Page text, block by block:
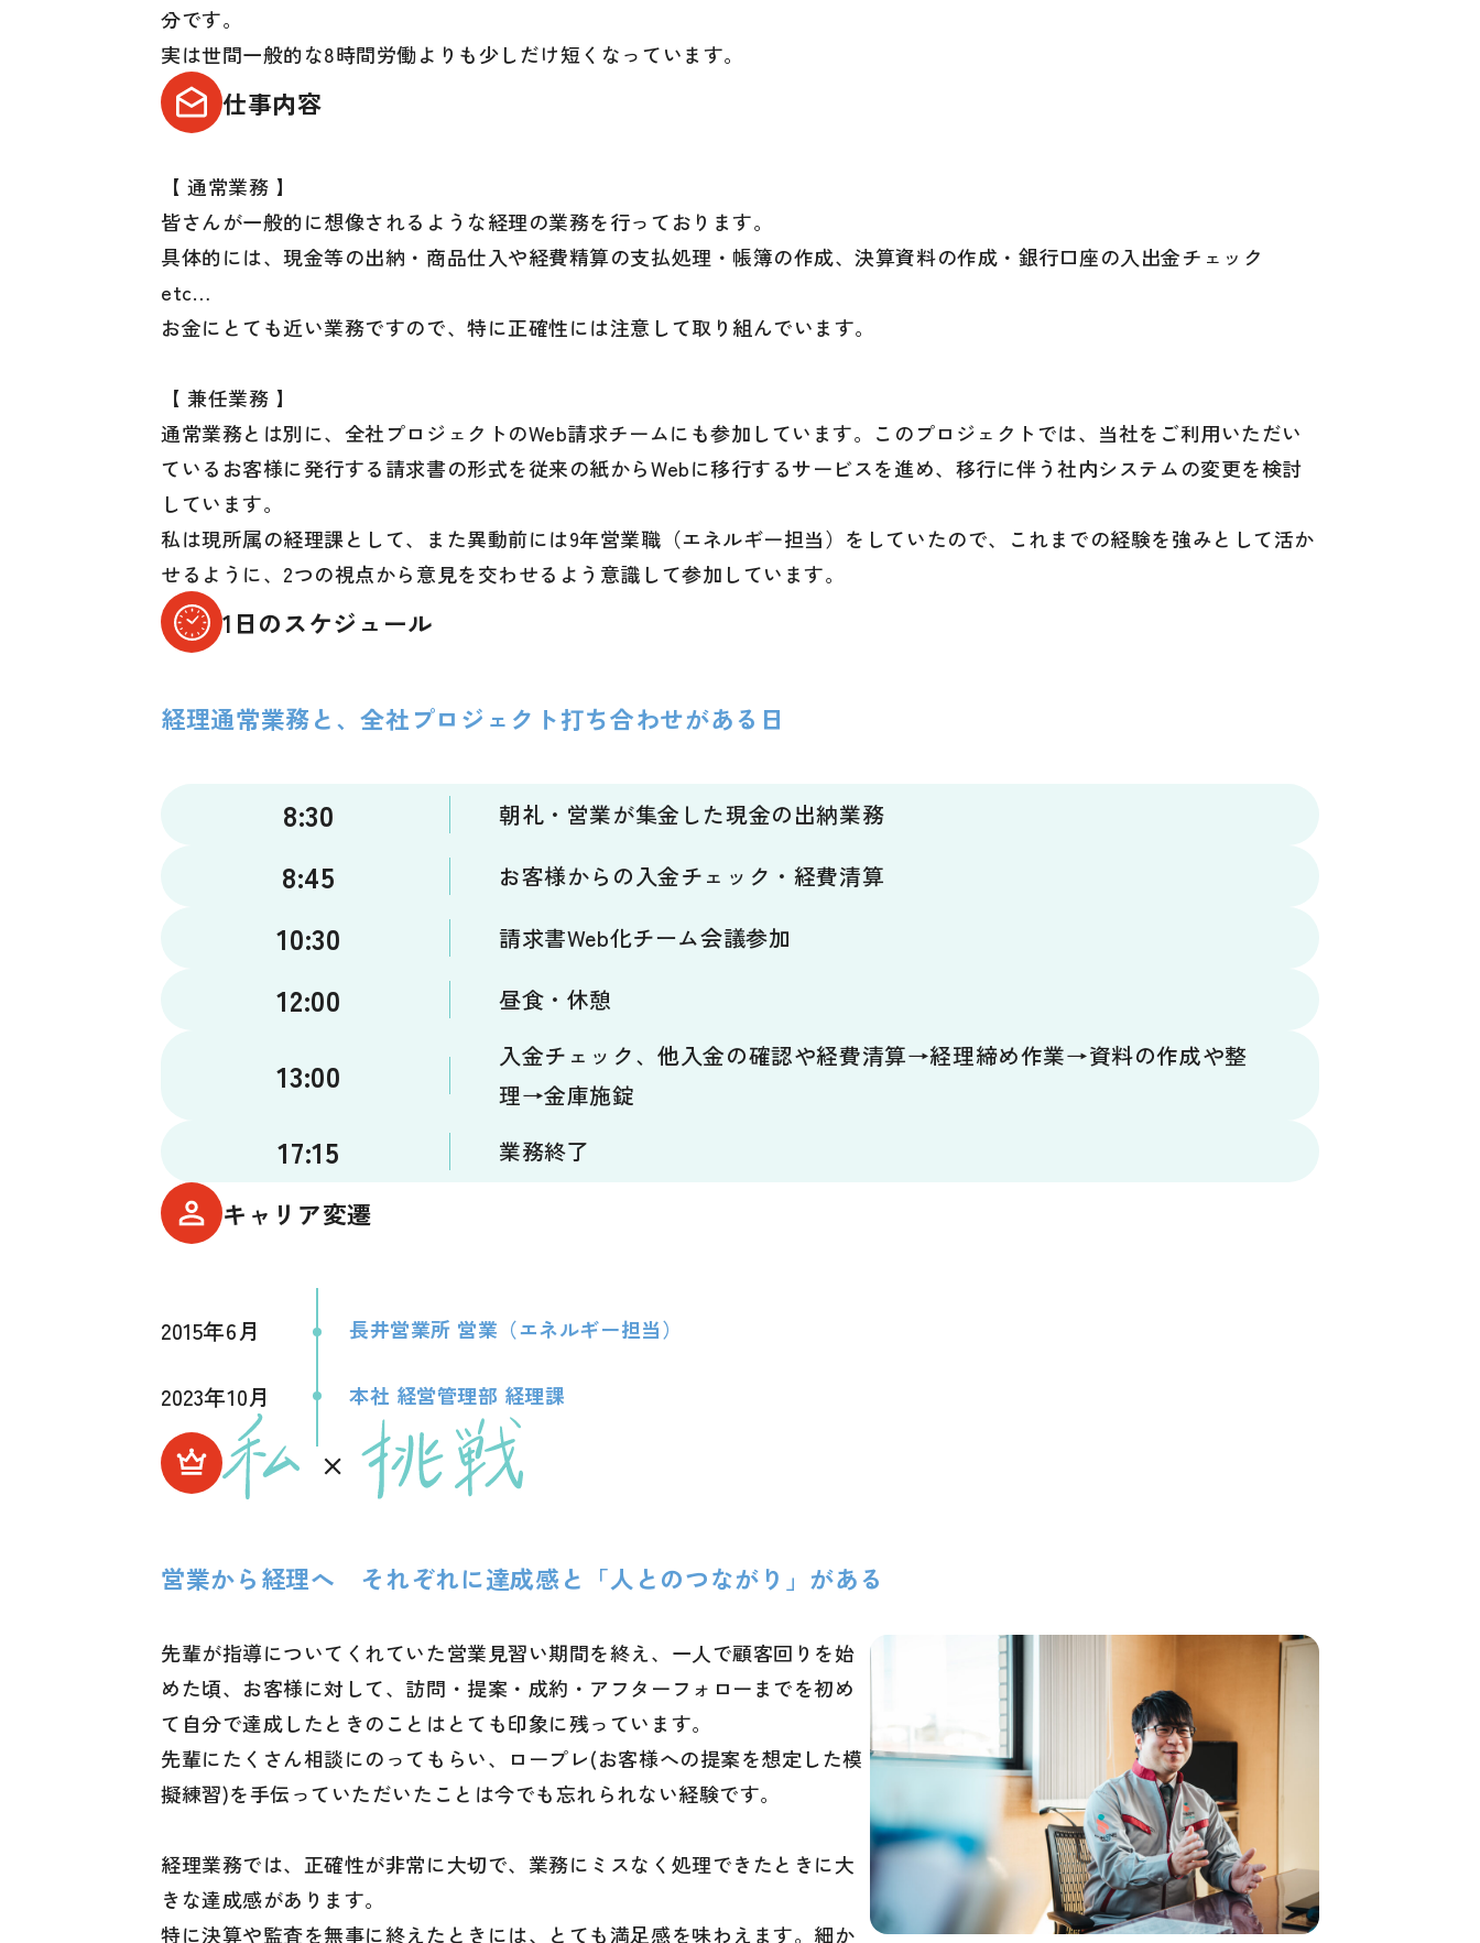
分です。
実は世間一般的な8時間労働よりも少しだけ短くなっています。
仕事内容
【 通常業務 】
皆さんが一般的に想像されるような経理の業務を行っております。
具体的には、現金等の出納・商品仕入や経費精算の支払処理・帳簿の作成、決算資料の作成・銀行口座の入出金チェック
etc…
お金にとても近い業務ですので、特に正確性には注意して取り組んでいます。
【 兼任業務 】
通常業務とは別に、全社プロジェクトのWeb請求チームにも参加しています。このプロジェクトでは、当社をご利用いただい
ているお客様に発行する請求書の形式を従来の紙からWebに移行するサービスを進め、移行に伴う社内システムの変更を検討
しています。
私は現所属の経理課として、また異動前には9年営業職（エネルギー担当）をしていたので、これまでの経験を強みとして活か
せるように、2つの視点から意見を交わせるよう意識して参加しています。
1日のスケジュール
経理通常業務と、全社プロジェクト打ち合わせがある日
8:30 朝礼・営業が集金した現金の出納業務
8:45 お客様からの入金チェック・経費清算
10:30 請求書Web化チーム会議参加
12:00 昼食・休憩
13:00
入金チェック、他入金の確認や経費清算→経理締め作業→資料の作成や整
理→金庫施錠
17:15 業務終了
キャリア変遷
2015年6月 長井営業所 営業（エネルギー担当）
2023年10月 本社 経営管理部 経理課
営業から経理へ それぞれに達成感と「人とのつながり」がある
先輩が指導についてくれていた営業見習い期間を終え、一人で顧客回りを始
めた頃、お客様に対して、訪問・提案・成約・アフターフォローまでを初め
て自分で達成したときのことはとても印象に残っています。
先輩にたくさん相談にのってもらい、ロープレ(お客様への提案を想定した模
擬練習)を手伝っていただいたことは今でも忘れられない経験です。
経理業務では、正確性が非常に大切で、業務にミスなく処理できたときに大
きな達成感があります。
特に決算や監査を無事に終えたときには、とても満足感を味わえます。細か